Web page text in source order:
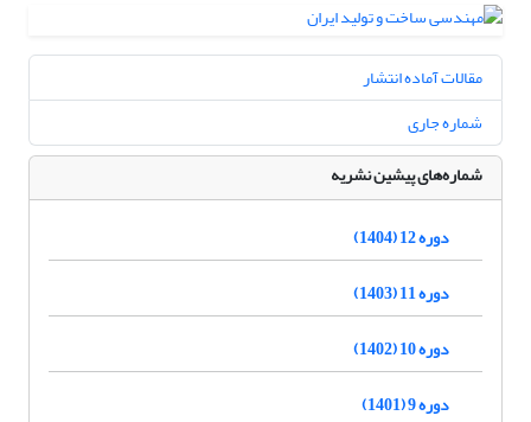
مقالات آماده انتشار
شماره جاری
شماره‌های پیشین نشریه
دوره 12 (1404)
دوره 11 (1403)
دوره 10 (1402)
دوره 9 (1401)